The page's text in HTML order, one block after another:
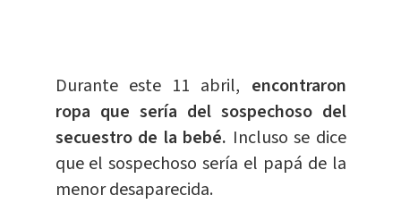
Durante este 11 abril, encontraron
ropa que sería del sospechoso del
secuestro de la bebé. Incluso se dice
que el sospechoso sería el papá de la
menor desaparecida.